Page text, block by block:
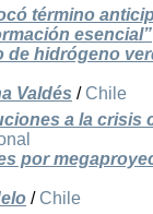
término
esencial”
hidrógeno
Valdés / Chile
a la crisis
por
/ Chile